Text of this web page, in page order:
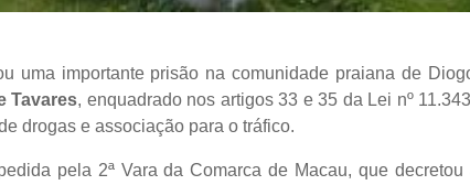
uma importante prisão na comunidade praiana de
Tavares, enquadrado nos artigos 33 e 35 da Lei nº
drogas e associação para o tráfico.
pela 2ª Vara da Comarca de Macau, que decretou